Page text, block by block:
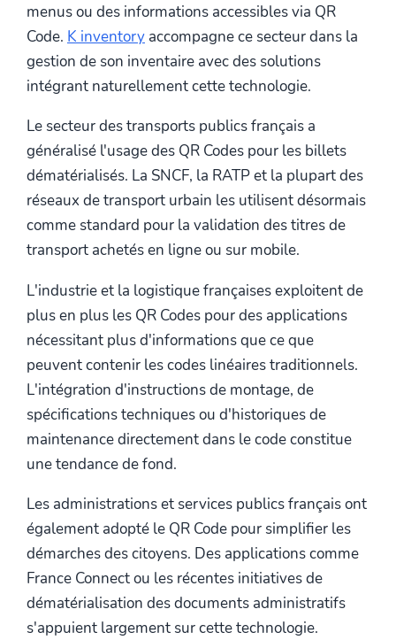
menus ou des informations accessibles via QR
Code. K inventory accompagne ce secteur dans la
gestion de son inventaire avec des solutions
intégrant naturellement cette technologie.
Le secteur des transports publics français a
généralisé l'usage des QR Codes pour les billets
dématérialisés. La SNCF, la RATP et la plupart des
réseaux de transport urbain les utilisent désormais
comme standard pour la validation des titres de
transport achetés en ligne ou sur mobile.
L'industrie et la logistique françaises exploitent de
plus en plus les QR Codes pour des applications
nécessitant plus d'informations que ce que
peuvent contenir les codes linéaires traditionnels.
L'intégration d'instructions de montage, de
spécifications techniques ou d'historiques de
maintenance directement dans le code constitue
une tendance de fond.
Les administrations et services publics français ont
également adopté le QR Code pour simplifier les
démarches des citoyens. Des applications comme
France Connect ou les récentes initiatives de
dématérialisation des documents administratifs
s'appuient largement sur cette technologie.